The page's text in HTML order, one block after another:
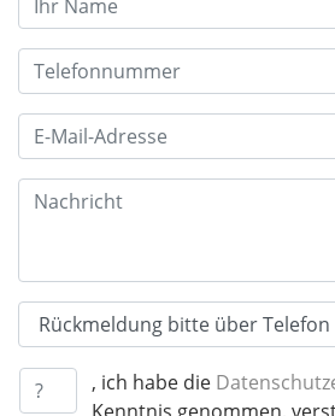
, ich habe die